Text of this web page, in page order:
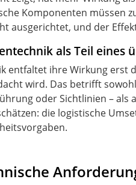
Komponenten müssen
ausgerichtet, und der
als Teil eines
entfaltet ihre Wirkung erst
wird. Das betrifft
oder Sichtlinien – als
die logistische